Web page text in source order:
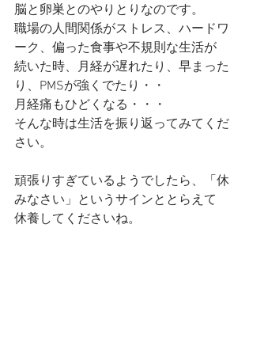
脳と卵巣とのやりとりなのです。
職場の人間関係がストレス、ハードワ
ーク、偏った食事や不規則な生活が
続いた時、月経が遅れたり、早まった
り、PMSが強くでたり・・
月経痛もひどくなる・・・
そんな時は生活を振り返ってみてくだ
さい。
頑張りすぎているようでしたら、「休
みなさい」というサインととらえて
休養してくださいね。